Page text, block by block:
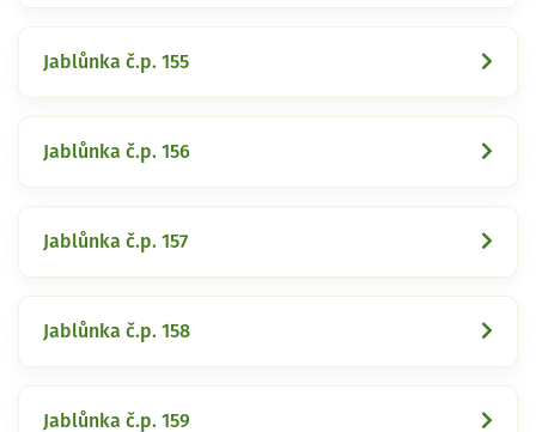
Jablůnka č.p. 155
Jablůnka č.p. 156
Jablůnka č.p. 157
Jablůnka č.p. 158
Jablůnka č.p. 159